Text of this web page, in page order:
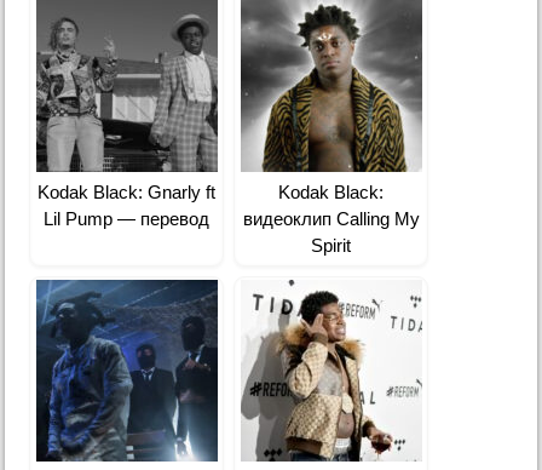
Kodak Black: Gnarly ft
Lil Pump — перевод
Kodak Black:
видеоклип Calling My
Spirit